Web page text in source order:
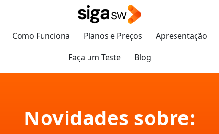
Como Funciona Planos e Preços
Apresentação
Faça um Teste
Blog
Novidades sobre: